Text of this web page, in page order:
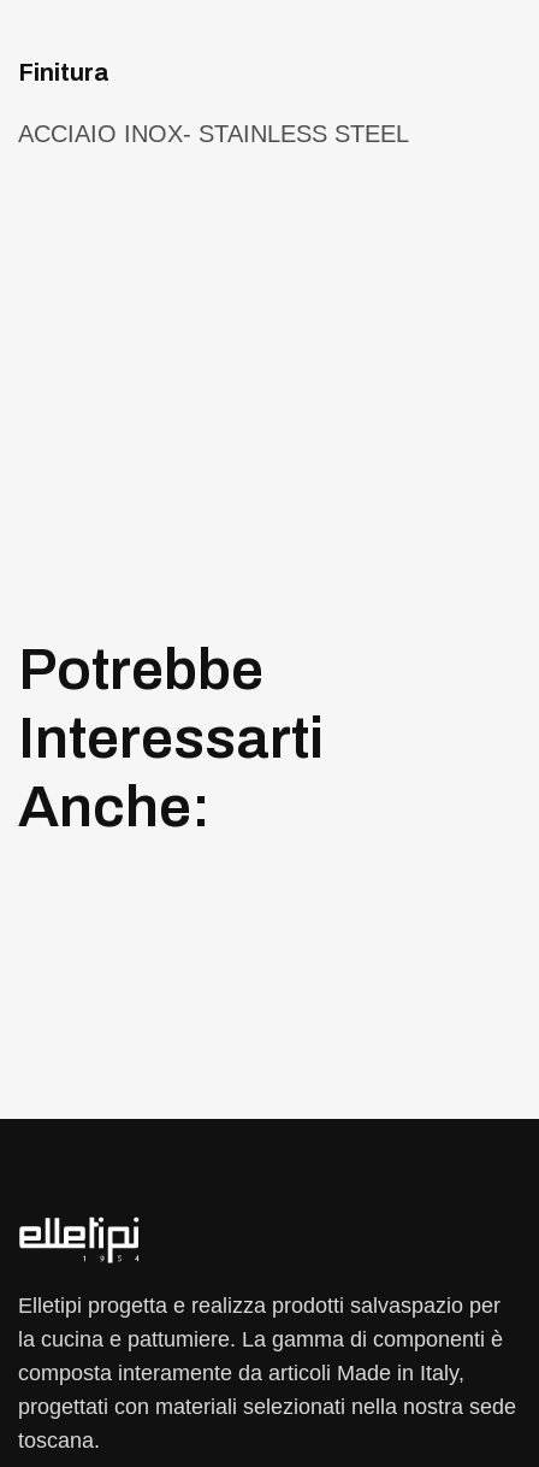
Finitura
ACCIAIO INOX- STAINLESS STEEL
Potrebbe
Interessarti
Anche:
Elletipi progetta e realizza prodotti salvaspazio per
la cucina e pattumiere. La gamma di componenti è
composta interamente da articoli Made in Italy,
progettati con materiali selezionati nella nostra sede
toscana.